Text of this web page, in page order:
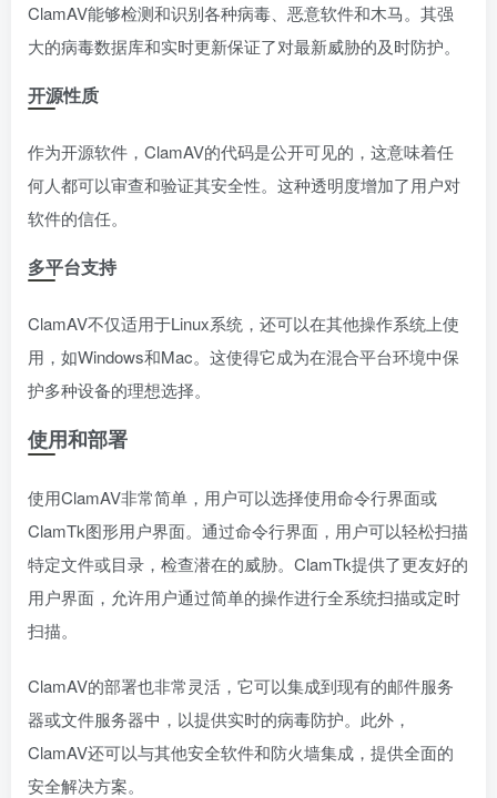
ClamAV能够检测和识别各种病毒、恶意软件和木马。其强
大的病毒数据库和实时更新保证了对最新威胁的及时防护。
开源性质
作为开源软件，ClamAV的代码是公开可见的，这意味着任
何人都可以审查和验证其安全性。这种透明度增加了用户对
软件的信任。
多平台支持
ClamAV不仅适用于Linux系统，还可以在其他操作系统上使
用，如Windows和Mac。这使得它成为在混合平台环境中保
护多种设备的理想选择。
使用和部署
使用ClamAV非常简单，用户可以选择使用命令行界面或
ClamTk图形用户界面。通过命令行界面，用户可以轻松扫描
特定文件或目录，检查潜在的威胁。ClamTk提供了更友好的
用户界面，允许用户通过简单的操作进行全系统扫描或定时
扫描。
ClamAV的部署也非常灵活，它可以集成到现有的邮件服务
器或文件服务器中，以提供实时的病毒防护。此外，
ClamAV还可以与其他安全软件和防火墙集成，提供全面的
安全解决方案。